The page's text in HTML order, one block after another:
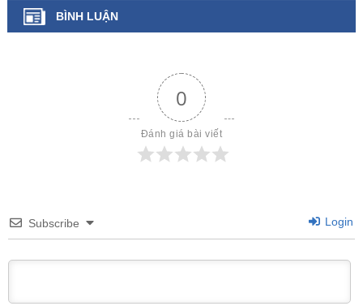
BÌNH LUẬN
0
Đánh giá bài viết
Subscribe Login